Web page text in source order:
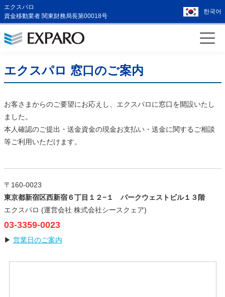
エクスパロ
資金移動業者 関東財務局長第00018号
한국어
エクスパロ 窓口のご案内
お客さまからのご要望にお応えし、エクスパロに窓口を開設いたし
ました。
本人確認のご提出・送金資金の現金お支払い・送金に関するご相談
等ご利用いただけます。
〒160-0023
東京都新宿区西新宿６丁目１２−１ パークウェストビル１３階
エクスパロ (運営会社 株式会社シースクェア)
03-3359-0023
▶ 営業日のご案内